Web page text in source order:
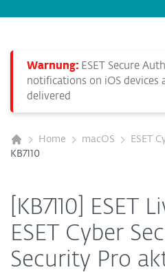
Warnung: ESET Secure
notifications on iOS
delivered
Home macOS
ESET
KB7110
[KB7110] ESET
ESET Cyber
Security Pro